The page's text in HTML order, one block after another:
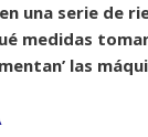
una serie de
medidas
las